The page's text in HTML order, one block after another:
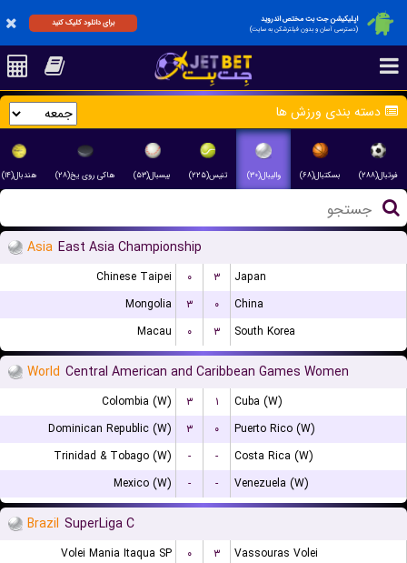
اپلیکیشن جت بت مختص اندروید
(دسترسی آسان و بدون فیلترشکن به سایت)
برای دانلود کلیک کنید
دسته بندی ورزش ها
فوتبال(۲۸۸) بسکتبال(۶۸) والیبال(۳۰) تنیس(۲۲۵) بیسبال(۵۳) هاکی روی یخ(۲۸) هندبال(۱۴)
Asia East Asia Championship
Chinese Taipei ۰ ۳
Japan
Mongolia
۳ ۰
China
Macau
۰ ۳ South Korea
World Central American and Caribbean Games Women
Colombia (W) ۳ ۱
Cuba (W)
Dominican Republic (W)
۳ ۰
Puerto Rico (W)
Trinidad & Tobago (W)
- -
Costa Rica (W)
Mexico (W)
- - Venezuela (W)
Brazil SuperLiga C
Volei Mania Itaqua SP ۰ ۳
Vassouras Volei